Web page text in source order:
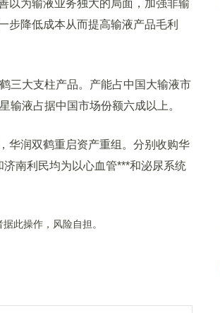
为输液业务独大的局面，加强非输
步降低成本从而提高输液产品毛利
大支柱产品。产能占中国大输液市
输液占据中国市场份额六成以上。
润双鹤重启资产重组。分别收购华
南利民均为以心血管***和泌尿系统
此操作，风险自担。